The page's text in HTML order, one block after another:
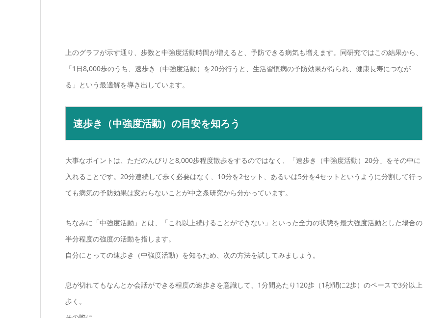
上のグラフが示す通り、歩数と中強度活動時間が増えると、予防できる病気も増えます。同研究ではこの結果から、
「1日8,000歩のうち、速歩き（中強度活動）を20分行うと、生活習慣病の予防効果が得られ、健康長寿につなが
る」という最適解を導き出しています。
速歩き（中強度活動）の目安を知ろう
大事なポイントは、ただのんびりと8,000歩程度散歩をするのではなく、「速歩き（中強度活動）20分」をその中に
入れることです。20分連続して歩く必要はなく、10分を2セット、あるいは5分を4セットというように分割して行っ
ても病気の予防効果は変わらないことが中之条研究から分かっています。
ちなみに「中強度活動」とは、「これ以上続けることができない」といった全力の状態を最大強度活動とした場合の
半分程度の強度の活動を指します。
自分にとっての速歩き（中強度活動）を知るため、次の方法を試してみましょう。
息が切れてもなんとか会話ができる程度の速歩きを意識して、1分間あたり120歩（1秒間に2歩）のペースで3分以上
歩く。